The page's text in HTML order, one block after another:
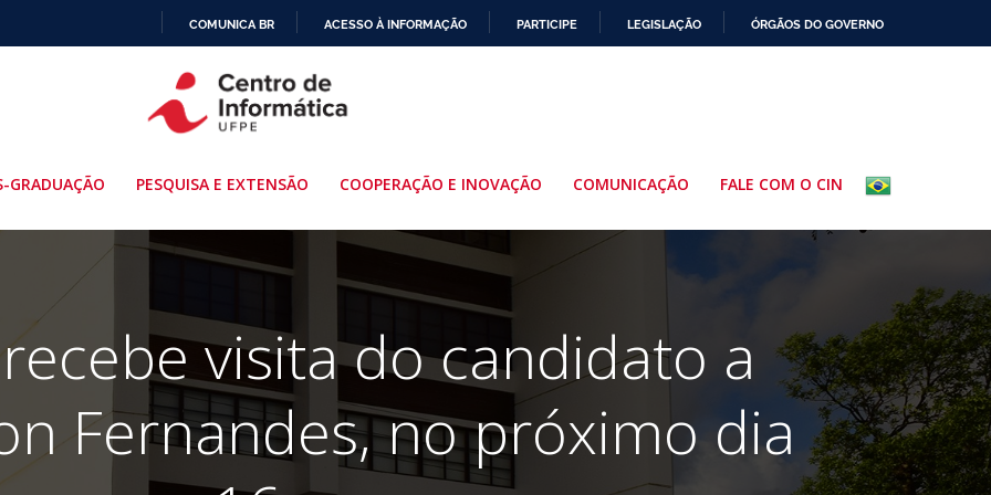
PARA
O
COMUNICA BR ACESSO À INFORMAÇÃO PARTICIPE LEGISLAÇÃO ÓRGÃOS DO GOVERNO
GRADUAÇÃO PESQUISA E EXTENSÃO COOPERAÇÃO E INOVAÇÃO COMUNICAÇÃO FALE COM O CIN
visita do candidato a
Fernandes, no próximo dia